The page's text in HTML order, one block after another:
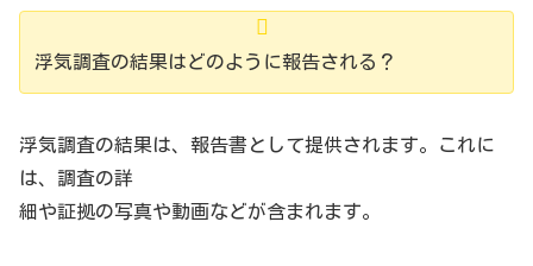
浮気調査の結果はどのように報告される？
浮気調査の結果は、報告書として提供されます。これに
は、調査の詳
細や証拠の写真や動画などが含まれます。